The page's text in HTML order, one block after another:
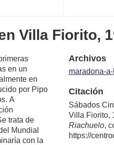
Villa Fiorito,
en un
en
por Pipo
A
trata de
Mundial
con la
Archivos
maradona-
Citación
Sábados
Villa Fiorito,
Riachuelo,
https://